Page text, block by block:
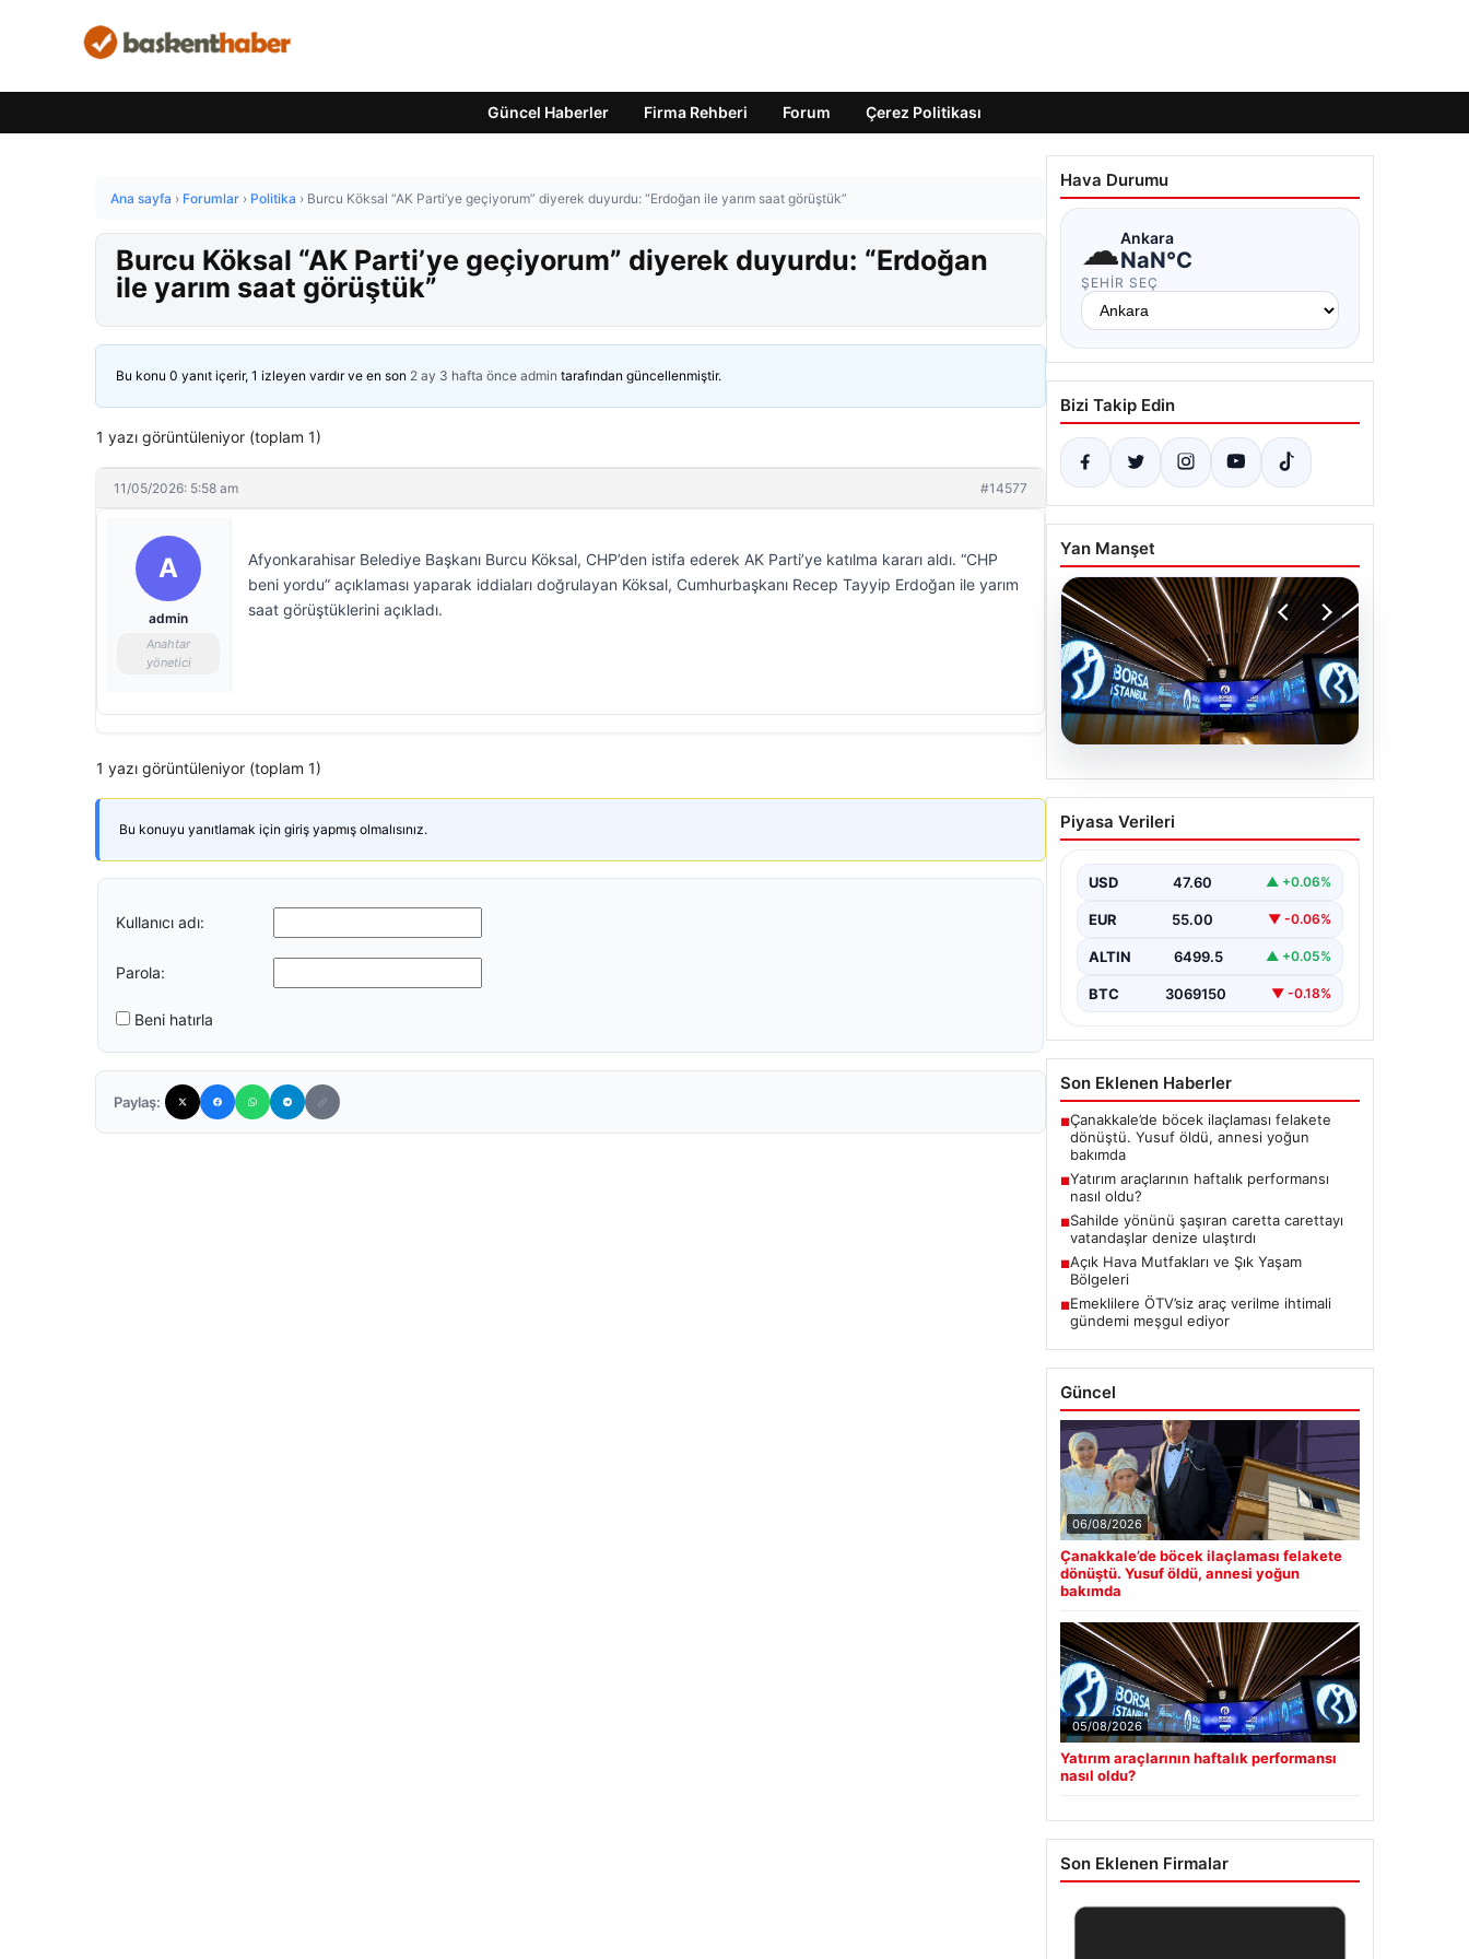
Güncel Haberler Firma Rehberi Forum Çerez Politikası
Ana sayfa › Forumlar › Politika › Burcu Köksal “AK Parti’ye geçiyorum” diyerek duyurdu: “Erdoğan ile yarım saat görüştük”
Burcu Köksal “AK Parti’ye geçiyorum” diyerek duyurdu: “Erdoğan
ile yarım saat görüştük”
Bu konu 0 yanıt içerir, 1 izleyen vardır ve en son 2 ay 3 hafta önce admin tarafından güncellenmiştir.
1 yazı görüntüleniyor (toplam 1)
11/05/2026: 5:58 am #14577
A
admin
Anahtar
yönetici
Afyonkarahisar Belediye Başkanı Burcu Köksal, CHP’den istifa ederek AK Parti’ye katılma kararı aldı. “CHP
beni yordu” açıklaması yaparak iddiaları doğrulayan Köksal, Cumhurbaşkanı Recep Tayyip Erdoğan ile yarım
saat görüştüklerini açıkladı.
1 yazı görüntüleniyor (toplam 1)
Bu konuyu yanıtlamak için giriş yapmış olmalısınız.
Kullanıcı adı:
Parola:
Beni hatırla
Paylaş:
Hava Durumu
☁Ankara
NaN°C
ŞEHIR SEÇ
Bizi Takip Edin
Yan Manşet
Yatırım araçlarının haftalık
performansı nasıl oldu?
Piyasa Verileri
USD 47.60 ▲ +0.06%
EUR 55.00 ▼ -0.06%
ALTIN 6499.5 ▲ +0.05%
BTC 3069150 ▼ -0.18%
Son Eklenen Haberler
■Çanakkale’de böcek ilaçlaması felakete
dönüştü. Yusuf öldü, annesi yoğun
bakımda
■Yatırım araçlarının haftalık performansı
nasıl oldu?
■Sahilde yönünü şaşıran caretta carettayı
vatandaşlar denize ulaştırdı
■Açık Hava Mutfakları ve Şık Yaşam
Bölgeleri
■Emeklilere ÖTV’siz araç verilme ihtimali
gündemi meşgul ediyor
Güncel
06/08/2026
Çanakkale’de böcek ilaçlaması felakete
dönüştü. Yusuf öldü, annesi yoğun
bakımda
05/08/2026
Yatırım araçlarının haftalık performansı
nasıl oldu?
Son Eklenen Firmalar